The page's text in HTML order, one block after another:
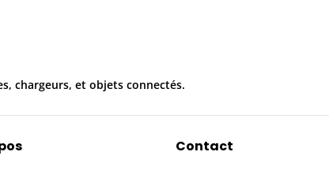
chargeurs, et objets connectés.
Contact